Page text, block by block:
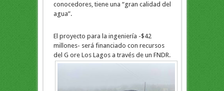
conocedores, tiene una “gran calidad del
agua”.
El proyecto para la ingeniería -$42
millones- será financiado con recursos
del G ore Los Lagos a través de un FNDR.